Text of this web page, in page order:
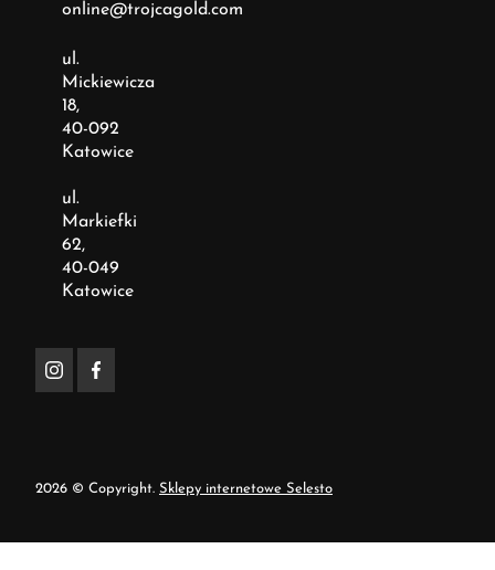
online@trojcagold.com
ul.
Mickiewicza
18,
40-092
Katowice
ul.
Markiefki
62,
40-049
Katowice
2026 © Copyright. Sklepy internetowe Selesto